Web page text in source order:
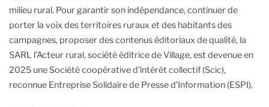
milieu rural. Pour garantir son indépendance, continuer de
porter la voix des territoires ruraux et des habitants des
campagnes, proposer des contenus éditoriaux de qualité, la
SARL l’Acteur rural, société éditrice de Village, est devenue en
2025 une Société coopérative d’intérêt collectif (Scic),
reconnue Entreprise Solidaire de Presse d’Information (ESPI).